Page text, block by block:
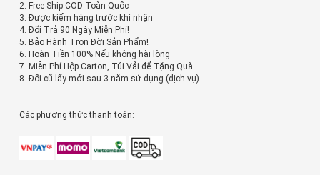
2. Free Ship COD Toàn Quốc
3. Được kiểm hàng trước khi nhận
4. Đổi Trả 90 Ngày Miễn Phí!
5. Bảo Hành Trọn Đời Sản Phẩm!
6. Hoàn Tiền 100% Nếu không hài lòng
7. Miễn Phí Hộp Carton, Túi Vải để Tặng Quà
8. Đổi cũ lấy mới sau 3 năm sử dụng (dịch vụ)
Các phương thức thanh toán: